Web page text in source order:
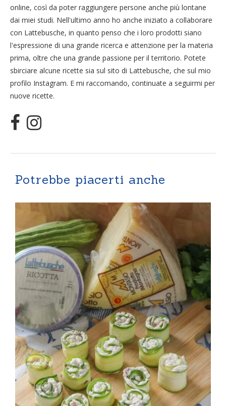
online, così da poter raggiungere persone anche più lontane
dai miei studi. Nell'ultimo anno ho anche iniziato a collaborare
con Lattebusche, in quanto penso che i loro prodotti siano
l'espressione di una grande ricerca e attenzione per la materia
prima, oltre che una grande passione per il territorio. Potete
sbirciare alcune ricette sia sul sito di Lattebusche, che sul mio
profilo Instagram. E mi raccomando, continuate a seguirmi per
nuove ricette.
Potrebbe piacerti anche